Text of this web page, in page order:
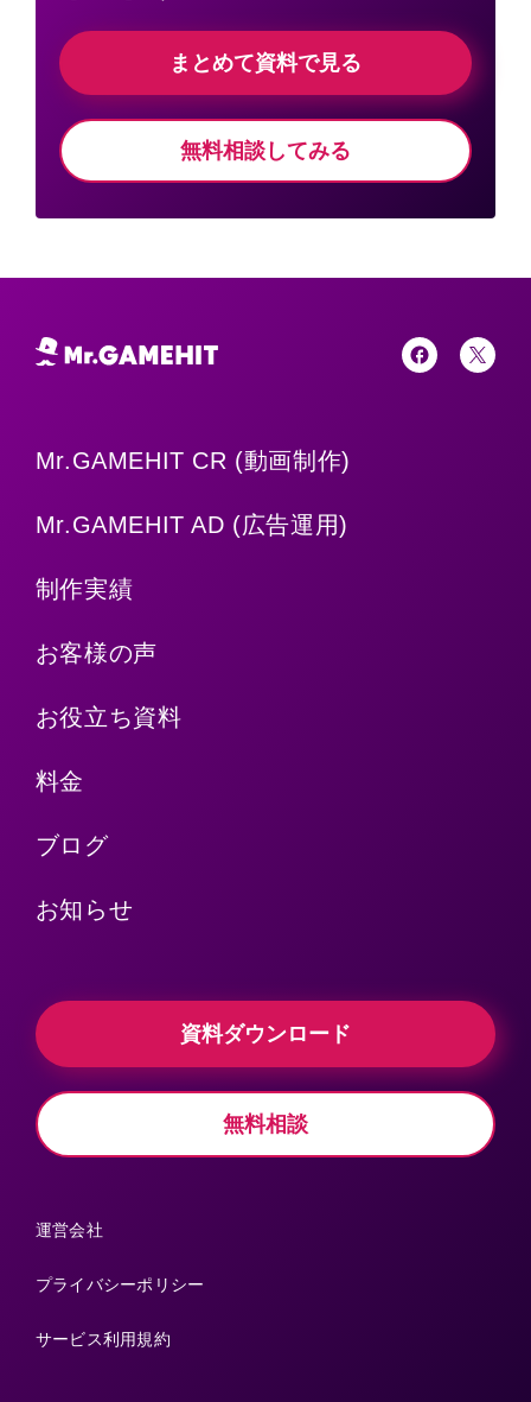
まとめて資料で見る
無料相談してみる
Mr.GAMEHIT CR (動画制作)
Mr.GAMEHIT AD (広告運用)
制作実績
お客様の声
お役立ち資料
料金
ブログ
お知らせ
資料ダウンロード
無料相談
運営会社
プライバシーポリシー
サービス利用規約